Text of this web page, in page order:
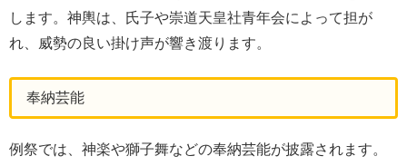
します。神輿は、氏子や崇道天皇社青年会によって担が
れ、威勢の良い掛け声が響き渡ります。
奉納芸能
例祭では、神楽や獅子舞などの奉納芸能が披露されます。